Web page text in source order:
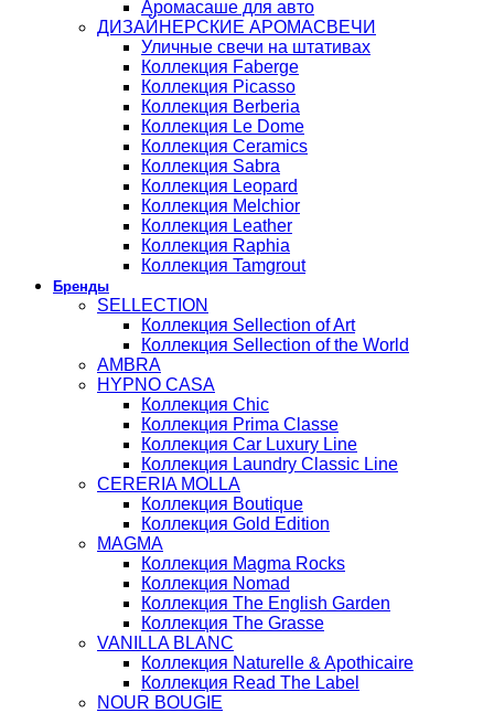
Аромасаше для авто
ДИЗАЙНЕРСКИЕ АРОМАСВЕЧИ
Уличные свечи на штативах
Коллекция Faberge
Коллекция Picasso
Коллекция Berberia
Коллекция Le Dome
Коллекция Ceramics
Коллекция Sabra
Коллекция Leopard
Коллекция Melchior
Коллекция Leather
Коллекция Raphia
Коллекция Tamgrout
Бренды
SELLECTION
Коллекция Sellection of Art
Коллекция Sellection of the World
AMBRA
HYPNO CASA
Коллекция Chic
Коллекция Prima Classe
Коллекция Car Luxury Line
Коллекция Laundry Classic Line
CERERIA MOLLA
Коллекция Boutique
Коллекция Gold Edition
MAGMA
Коллекция Magma Rocks
Коллекция Nomad
Коллекция The English Garden
Коллекция The Grasse
VANILLA BLANC
Коллекция Naturelle & Apothicaire
Коллекция Read The Label
NOUR BOUGIE